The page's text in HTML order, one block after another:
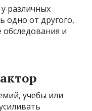
различных
одно от другого,
и
учебы или